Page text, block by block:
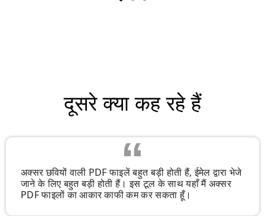
दूसरे क्या कह रहे हैं
अक्सर छवियों वाली PDF फाइलें बहुत बड़ी होती हैं, ईमेल द्वारा भेजे
जाने के लिए बहुत बड़ी होती हैं। इस टूल के साथ यहाँ मैं अक्सर
PDF फाइलों का आकार काफी कम कर सकता हूँ।